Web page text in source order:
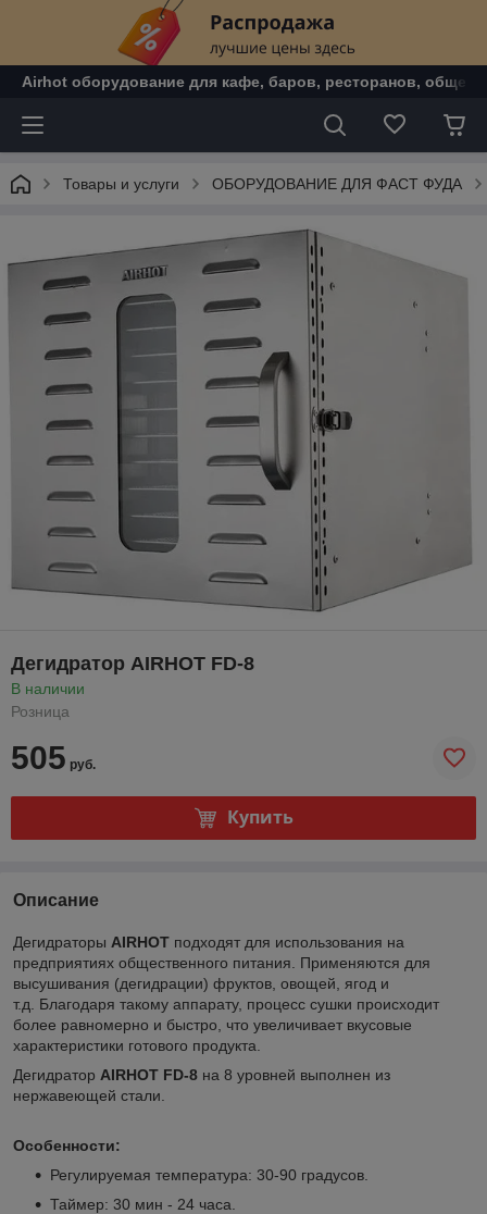
Airhot оборудование для кафе, баров, ресторанов,
Товары и услуги ОБОРУДОВАНИЕ ДЛЯ ФАСТ ФУДА
Дегидратор AIRHOT FD-8
В наличии
Розница
505 руб.
Купить
Описание
Дегидраторы AIRHOT подходят для использования на
предприятиях общественного питания. Применяются для
высушивания (дегидрации) фруктов, овощей, ягод и
т.д. Благодаря такому аппарату, процесс сушки происходит
более равномерно и быстро, что увеличивает вкусовые
характеристики готового продукта.
Дегидратор AIRHOT FD-8 на 8 уровней выполнен из
нержавеющей стали.
Особенности:
Регулируемая температура: 30-90 градусов.
Таймер: 30 мин - 24 часа.